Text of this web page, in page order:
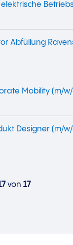
Abfüllung
Mobility (m/
Designer (m/w/
von 17